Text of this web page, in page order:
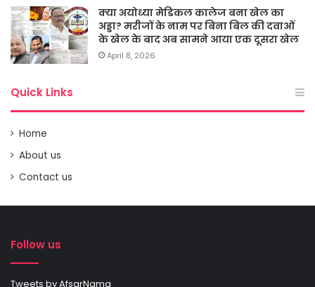
क्या अयोध्या मेडिकल कालेज बना खेल का
अड्डा? मरीजों के नाम पर बिना बिल की दवाओं
के खेल के बाद अब सामने आया एक दूसरा खेल
April 8, 2026
Quick Links
Home
About us
Contact us
Follow us
Tweets by AfsarNama